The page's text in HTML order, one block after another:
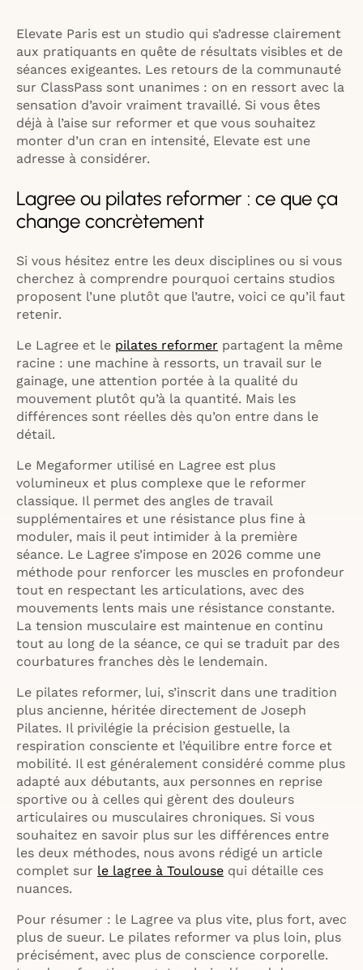
Elevate Paris est un studio qui s’adresse clairement
aux pratiquants en quête de résultats visibles et de
séances exigeantes. Les retours de la communauté
sur ClassPass sont unanimes : on en ressort avec la
sensation d’avoir vraiment travaillé. Si vous êtes
déjà à l’aise sur reformer et que vous souhaitez
monter d’un cran en intensité, Elevate est une
adresse à considérer.
Lagree ou pilates reformer : ce que ça
change concrètement
Si vous hésitez entre les deux disciplines ou si vous
cherchez à comprendre pourquoi certains studios
proposent l’une plutôt que l’autre, voici ce qu’il faut
retenir.
Le Lagree et le pilates reformer partagent la même
racine : une machine à ressorts, un travail sur le
gainage, une attention portée à la qualité du
mouvement plutôt qu’à la quantité. Mais les
différences sont réelles dès qu’on entre dans le
détail.
Le Megaformer utilisé en Lagree est plus
volumineux et plus complexe que le reformer
classique. Il permet des angles de travail
supplémentaires et une résistance plus fine à
moduler, mais il peut intimider à la première
séance. Le Lagree s’impose en 2026 comme une
méthode pour renforcer les muscles en profondeur
tout en respectant les articulations, avec des
mouvements lents mais une résistance constante.
La tension musculaire est maintenue en continu
tout au long de la séance, ce qui se traduit par des
courbatures franches dès le lendemain.
Le pilates reformer, lui, s’inscrit dans une tradition
plus ancienne, héritée directement de Joseph
Pilates. Il privilégie la précision gestuelle, la
respiration consciente et l’équilibre entre force et
mobilité. Il est généralement considéré comme plus
adapté aux débutants, aux personnes en reprise
sportive ou à celles qui gèrent des douleurs
articulaires ou musculaires chroniques. Si vous
souhaitez en savoir plus sur les différences entre
les deux méthodes, nous avons rédigé un article
complet sur le lagree à Toulouse qui détaille ces
nuances.
Pour résumer : le Lagree va plus vite, plus fort, avec
plus de sueur. Le pilates reformer va plus loin, plus
précisément, avec plus de conscience corporelle.